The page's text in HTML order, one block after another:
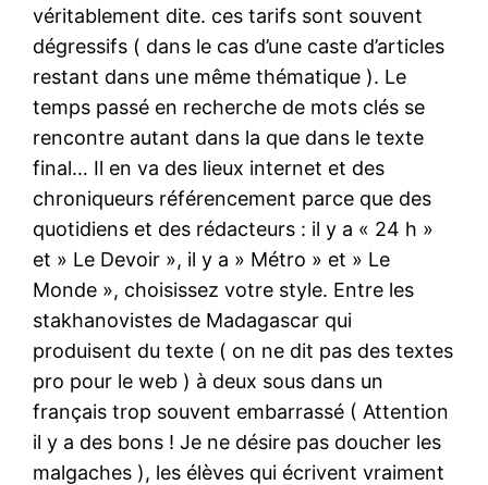
véritablement dite. ces tarifs sont souvent
dégressifs ( dans le cas d’une caste d’articles
restant dans une même thématique ). Le
temps passé en recherche de mots clés se
rencontre autant dans la que dans le texte
final… Il en va des lieux internet et des
chroniqueurs référencement parce que des
quotidiens et des rédacteurs : il y a « 24 h »
et » Le Devoir », il y a » Métro » et » Le
Monde », choisissez votre style. Entre les
stakhanovistes de Madagascar qui
produisent du texte ( on ne dit pas des textes
pro pour le web ) à deux sous dans un
français trop souvent embarrassé ( Attention
il y a des bons ! Je ne désire pas doucher les
malgaches ), les élèves qui écrivent vraiment